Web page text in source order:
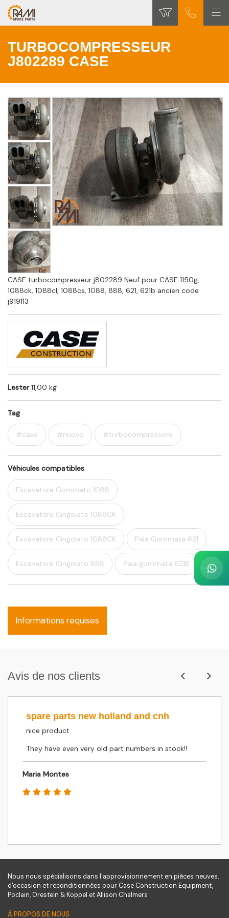
TURBOCOMPRESSEUR
J802289 CASE
CASE turbocompresseur j802289 Neuf pour CASE 1150g,
1088ck, 1088cl, 1088cs, 1088, 888, 621, 621b ancien code
j919113
Lester11,00 kg
Tag
#case #nuovo #turbocompressore
Véhicules compatibles
Escavatore Gommato 1088
Escavatore Cingolato 1088CK
Escavatore Cingolato 1088CK Pala Gommata 621
Escavatore Cingolato 888 Pala gommata 621B
Informations requises
Avis de nos clients
spare parts new holland and cnh
nice product
They have even very old part numbers in stock!!
Maria Montes
Nous nous spécialisons dans l'approvisionnement en pièces neuves,
d'occasion et reconditionnées pour Case Construction Equipment,
Poclain, Orestein & Koppel et Allison Chalmers
À PROPOS DE NOUS